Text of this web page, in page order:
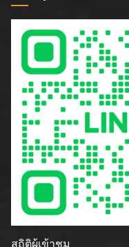
สถิติผู้เข้าชม